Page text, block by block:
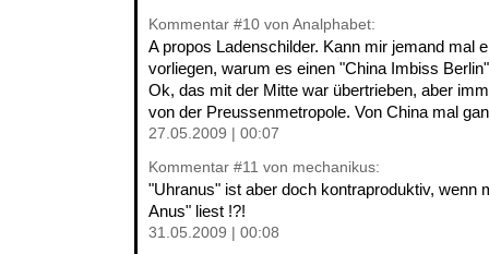
Kommentar #10von Analphabet:
A propos Ladenschilder. Kann mir jemand mal
vorliegen, warum es einen "China Imbiss
Ok, das mit der Mitte war übertrieben, aber
von der Preussenmetropole. Von China mal
27.05.2009 | 00:07
Kommentar #11 von mechanikus:
"Uhranus" ist aber doch kontraproduktiv, wenn
Anus" liest !?!
31.05.2009 | 00:08